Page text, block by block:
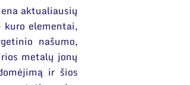
aktualiausių
elementai,
našumo,
metalų jonų
ir šios